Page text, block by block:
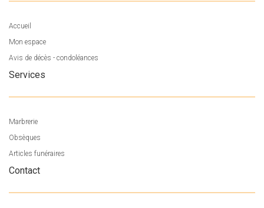
Accueil
Mon espace
Avis de décès - condoléances
Services
Marbrerie
Obsèques
Articles funéraires
Contact